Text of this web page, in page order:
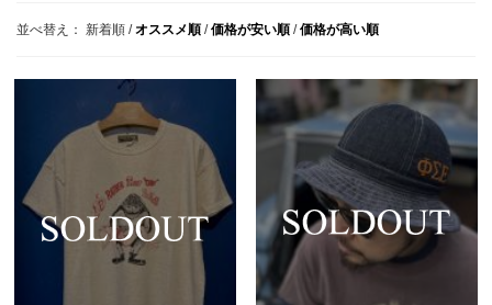
並べ替え： 新着順 /オススメ順 /価格が安い順 /価格が高い順